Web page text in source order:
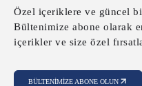
Özel içeriklere ve güncel
Bültenimize abone olarak
içerikler ve size özel
BÜLTENIMIZE ABONE OLUN